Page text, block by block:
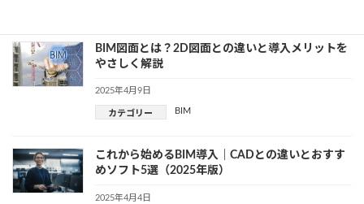
BIM図面とは？2D図面との違いと導入メリットを
やさしく解説
2025年4月9日
カテゴリー BIM
これから始めるBIM導入｜CADとの違いとおすす
めソフト5選（2025年版）
2025年4月4日